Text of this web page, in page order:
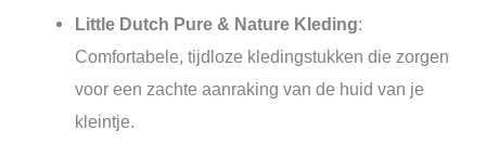
Little Dutch Pure & Nature Kleding:
Comfortabele, tijdloze kledingstukken die zorgen
voor een zachte aanraking van de huid van je
kleintje.